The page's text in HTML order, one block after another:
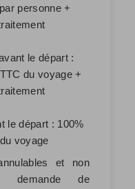
personne +
le départ :
du voyage +
le départ : 100%
voyage
et non
demande de